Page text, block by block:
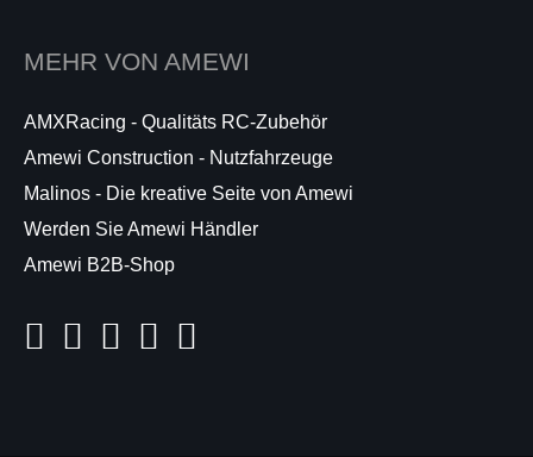
MEHR VON AMEWI
AMXRacing - Qualitäts RC-Zubehör
Amewi Construction - Nutzfahrzeuge
Malinos - Die kreative Seite von Amewi
Werden Sie Amewi Händler
Amewi B2B-Shop